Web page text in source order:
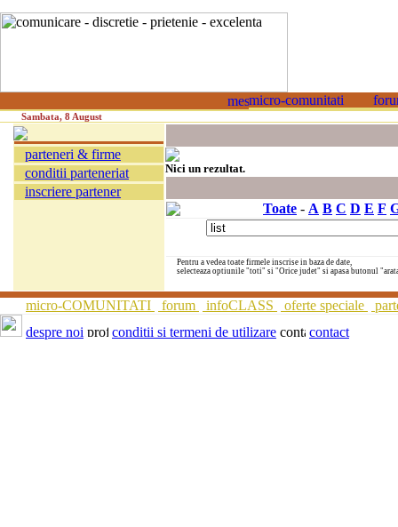
Sambata, 8 August
parteneri & firme
conditii parteneriat
inscriere partener
Nici un rezultat.
Toate - A B C D E F
Pentru a vedea toate firmele inscrise in baza de date,
selecteaza optiunile "toti" si "Orice judet" si apasa butonul
micro-COMUNITATI forum infoCLASS oferte speciale
despre noi
conditii si termeni de utilizare contact